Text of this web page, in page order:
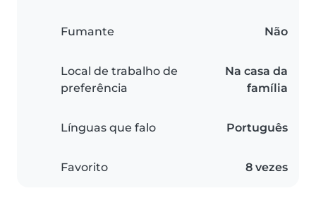
Fumante Não
Local de trabalho de
preferência
Na casa da
família
Línguas que falo Português
Favorito 8 vezes